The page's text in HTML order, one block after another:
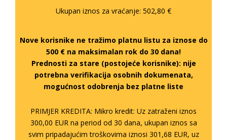
Ukupan iznos za vraćanje: 502,80 €
Nove korisnike ne tražimo platnu listu za iznose do
500 € na maksimalan rok do 30 dana!
Prednosti za stare (postojeće korisnike): nije
potrebna verifikacija osobnih dokumenata,
mogućnost odobrenja bez platne liste
PRIMJER KREDITA: Mikro kredit: Uz zatraženi iznos
300,00 EUR na period od 30 dana, ukupan iznos sa
svim pripadajućim troškovima iznosi 301,68 EUR, uz